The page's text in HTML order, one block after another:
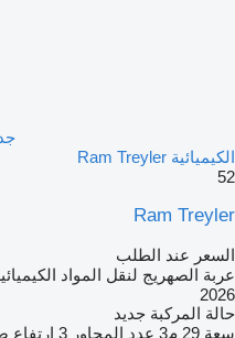
الكيميائية Ram Treyler
52
Ram Treyler
السعر عند الطلب
عربة الصهريج لنقل المواد
2026
حالة المركبة جديد
سعة 29 م3 عدد المحاور 3 ارتفاع